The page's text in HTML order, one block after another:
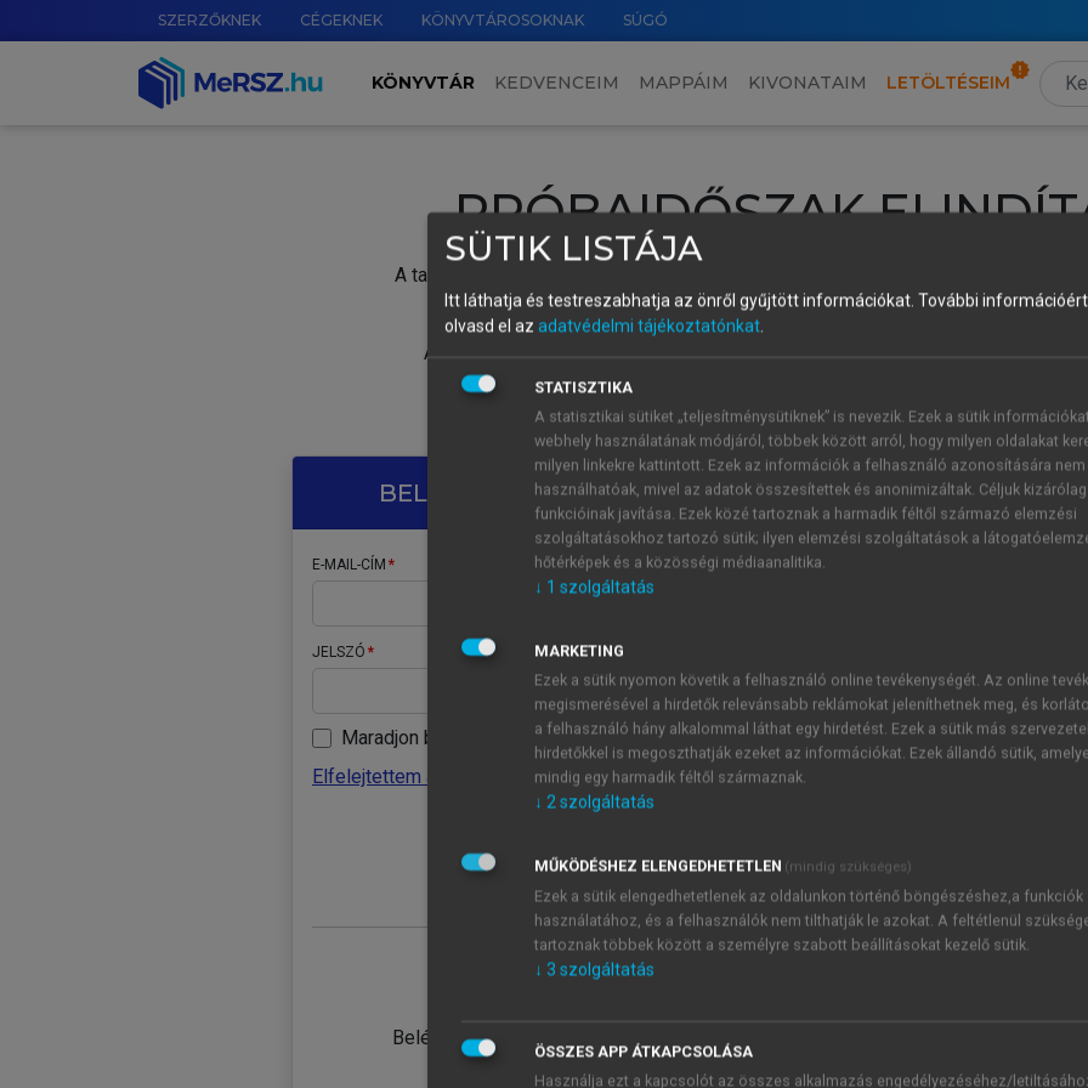
SZERZŐKNEK CÉGEKNEK KÖNYVTÁROSOKNAK SÚGÓ
KÖNYVTÁR KEDVENCEIM MAPPÁIM KIVONATAIM LETÖLTÉSEIM
PRÓBAIDŐSZAK
A tartalom megtekintéséhez lépj be a saját fiókoddal, iskolai azonosítóddal vagy
Új felhasználóként1 óra díjmentes hozzáférésrevagy
A próbaidőszak elindításához,
vagy hozz
A regisztráció után a
BELÉPÉS SAJÁT FIÓKKAL
E-MAIL-CÍM
JELSZÓ
Maradjon belépve
Elfelejtettem a jelszavamat
Belépés intézményi azonosítóval
ÚJ FIÓK
1 óra
JELSZÓ
Kérek értesítést a MeRSZ
Kérek értesítést az
SÜTIK LISTÁJA
Itt láthatja és testreszabhatja az önről gyűjtött információkat. További
olvasd el az adatvédelmi tájékoztatónkat.
STATISZTIKA
A statisztikai sütiket „teljesítménysütiknek” is nevezik. Ezek a sütik
webhely használatának módjáról, többek között arról, hogy milyen oldalakat
milyen linkekre kattintott. Ezek az információk a felhasználó azonosítására nem
használhatóak, mivel az adatok összesítettek és anonimizáltak. Céljuk
funkcióinak javítása. Ezek közé tartoznak a harmadik féltől származó elemzési
szolgáltatásokhoz tartozó sütik; ilyen elemzési szolgáltatások a
hőtérképek és a közösségi médiaanalitika.
↓ 1 szolgáltatás
MARKETING
Ezek a sütik nyomon követik a felhasználó online tevékenységét. Az online
megismerésével a hirdetők relevánsabb reklámokat jeleníthetnek meg, és
a felhasználó hány alkalommal láthat egy hirdetést. Ezek a sütik más
hirdetőkkel is megoszthatják ezeket az információkat. Ezek állandó sütik,
mindig egy harmadik féltől származnak.
↓ 2szolgáltatás
MŰKÖDÉSHEZ ELENGEDHETETLEN (mindig szükséges)
Ezek a sütik elengedhetetlenek az oldalunkon történő böngészéshez,a funkciók
használatához, és a felhasználók nem tilthatják le azokat. A feltétlenül
tartoznak többek között a személyre szabott beállításokat kezelő sütik.
↓ 3 szolgáltatás
ÖSSZES APP ÁTKAPCSOLÁSA
Használja ezt a kapcsolót az összes alkalmazás engedélyezéséhez/